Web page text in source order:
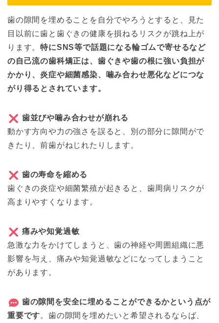
歯の隙間を埋めることを自分でやろうとすると、見た
目以前に歯と歯ぐきの健康を損ねるリスクが跳ね上が
ります。特にSNS等で話題になる輪ゴムで寄せるなど
の自己流の歯科矯正は、歯ぐきや歯の根に強い負担が
かかり、炎症や細菌感染、噛み合わせ悪化などにつな
がり得るとされています。
歯並びや噛み合わせが崩れる
動かす方向や力の強さを誤ると、別の部分に隙間がで
きたり、前歯がねじれたりします。
歯の寿命を縮める
歯ぐきの炎症や細菌繁殖が起きると、歯周病リスクが
高まりやすくなります。
痛みや知覚過敏
急激な力をかけてしまうと、歯の神経や周囲組織に悪
影響を与え、痛みや知覚過敏などになってしまうこと
があります。
歯の隙間を安全に埋めることができるかという点が
重要です。歯の隙間を埋めたいと希望されるならば、